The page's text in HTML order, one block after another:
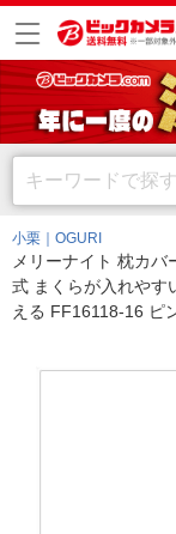
小栗｜OGURI
メリーナイト 枕カ
式 まくらが入れやす
える FF16118-16 ピ